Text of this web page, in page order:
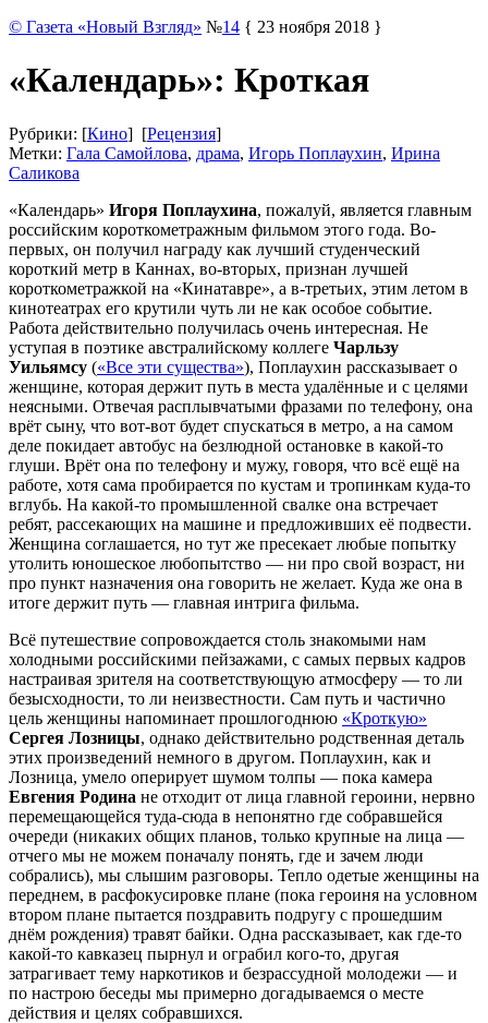
© Газета «Новый Взгляд» №14 { 23 ноября 2018 }
«Календарь»: Кроткая
Рубрики: [Кино] [Рецензия]
Метки: Гала Самойлова, драма, Игорь Поплаухин, Ирина
Саликова
«Календарь» Игоря Поплаухина, пожалуй, является главным
российским короткометражным фильмом этого года. Во-
первых, он получил награду как лучший студенческий
короткий метр в Каннах, во-вторых, признан лучшей
короткометражкой на «Кинатавре», а в-третьих, этим летом в
кинотеатрах его крутили чуть ли не как особое событие.
Работа действительно получилась очень интересная. Не
уступая в поэтике австралийскому коллеге Чарльзу
Уильямсу («Все эти существа»), Поплаухин рассказывает о
женщине, которая держит путь в места удалённые и с целями
неясными. Отвечая расплывчатыми фразами по телефону, она
врёт сыну, что вот-вот будет спускаться в метро, а на самом
деле покидает автобус на безлюдной остановке в какой-то
глуши. Врёт она по телефону и мужу, говоря, что всё ещё на
работе, хотя сама пробирается по кустам и тропинкам куда-то
вглубь. На какой-то промышленной свалке она встречает
ребят, рассекающих на машине и предложивших её подвести.
Женщина соглашается, но тут же пресекает любые попытку
утолить юношеское любопытство — ни про свой возраст, ни
про пункт назначения она говорить не желает. Куда же она в
итоге держит путь — главная интрига фильма.
Всё путешествие сопровождается столь знакомыми нам
холодными российскими пейзажами, с самых первых кадров
настраивая зрителя на соответствующую атмосферу — то ли
безысходности, то ли неизвестности. Сам путь и частично
цель женщины напоминает прошлогоднюю «Кроткую»
Сергея Лозницы, однако действительно родственная деталь
этих произведений немного в другом. Поплаухин, как и
Лозница, умело оперирует шумом толпы — пока камера
Евгения Родина не отходит от лица главной героини, нервно
перемещающейся туда-сюда в непонятно где собравшейся
очереди (никаких общих планов, только крупные на лица —
отчего мы не можем поначалу понять, где и зачем люди
собрались), мы слышим разговоры. Тепло одетые женщины на
переднем, в расфокусировке плане (пока героиня на условном
втором плане пытается поздравить подругу с прошедшим
днём рождения) травят байки. Одна рассказывает, как где-то
какой-то кавказец пырнул и ограбил кого-то, другая
затрагивает тему наркотиков и безрассудной молодежи — и
по настрою беседы мы примерно догадываемся о месте
действия и целях собравшихся.